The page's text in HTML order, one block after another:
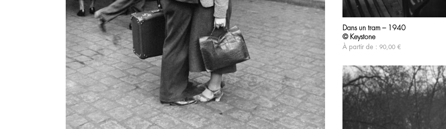
Dans un tram – 1940
© Keystone
À partir de : 90,00 €